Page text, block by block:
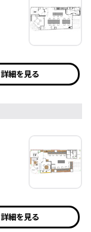
詳細を見る
詳細を見る